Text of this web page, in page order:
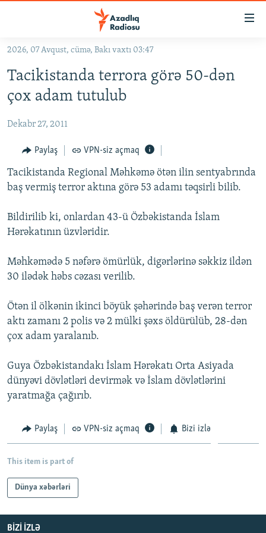
Əsas
qayıt
Əsas
naviqasiyaya
qayıt
KORRUPSIOMETR
#ƏSLINDƏ
FƏRQƏ BAX
QANUNI DOĞRU
ARAŞDIRMA
MULTIMEDIA
VIDEO
FOTOQALEREYA
İNFOQRAFIKA
KARIKATURA
RADIO ARXIV
OXU ZALI
AZƏRBAYCAN ƏDƏBIYYATI KITABXANASI
İSLAM VƏ DEMOKRATIYA
İZ - MƏDƏNIYYƏT PROQRAMI
HAQQIMIZDA
MISSIYAMIZ
PEŞƏ ETIKASI VƏ JURNALISTIKA STANDARTLARIMIZ
MATERIALLARIMIZDAN ISTIFADƏ
AZADLIQRADIOSU MOBIL TELEFONUNUZDA
BIZIMLƏ ƏLAQƏ
XƏBƏR BÜLLETENLƏRIMIZ
RFE/RL-in bütün saytları
2026, 07 Avqust, cümə, Bakı vaxtı 03:47
Tacikistanda terrora görə 50-dən
çox adam tutulub
Dekabr 27, 2011
Paylaş VPN-siz açmaq
Tacikistanda Regional Məhkəmə ötən ilin sentyabrında
baş vermiş terror aktına görə 53 adamı təqsirli bilib.
Bildirilib ki, onlardan 43-ü Özbəkistanda İslam
Hərəkatının üzvləridir.
Məhkəmədə 5 nəfərə ömürlük, digərlərinə səkkiz ildən
30 ilədək həbs cəzası verilib.
Ötən il ölkənin ikinci böyük şəhərində baş verən terror
aktı zamanı 2 polis və 2 mülki şəxs öldürülüb, 28-dən
çox adam yaralanıb.
Guya Özbəkistandakı İslam Hərəkatı Orta Asiyada
dünyəvi dövlətləri devirmək və İslam dövlətlərini
yaratmağa çağırıb.
Paylaş VPN-siz açmaq Bizi izlə
This item is part of
Dünya xəbərləri
BIZI IZLƏ